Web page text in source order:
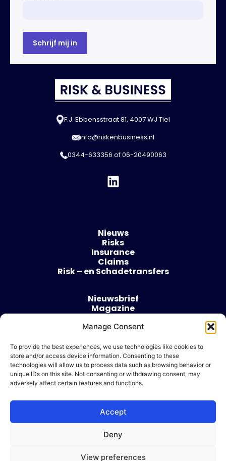
Manage Consent
To provide the best experiences, we use technologies like cookies to
store and/or access device information. Consenting to these
technologies will allow us to process data such as browsing behavior or
unique IDs on this site. Not consenting or withdrawing consent, may
adversely affect certain features and functions.
Accept
Deny
View preferences
F.J. Ebbensstraat 81, 4007 WJ Tiel
info@riskenbusiness.nl
0344-633356 of06-20490063
Nieuws
Risks
Insurance
Claims
Risk – en Schadetransfers
Nieuwsbrief
Magazine
Over
Algemene voorwaarden
Cookie beleid
Ik wil adverteren
© 2026 Risk & Business